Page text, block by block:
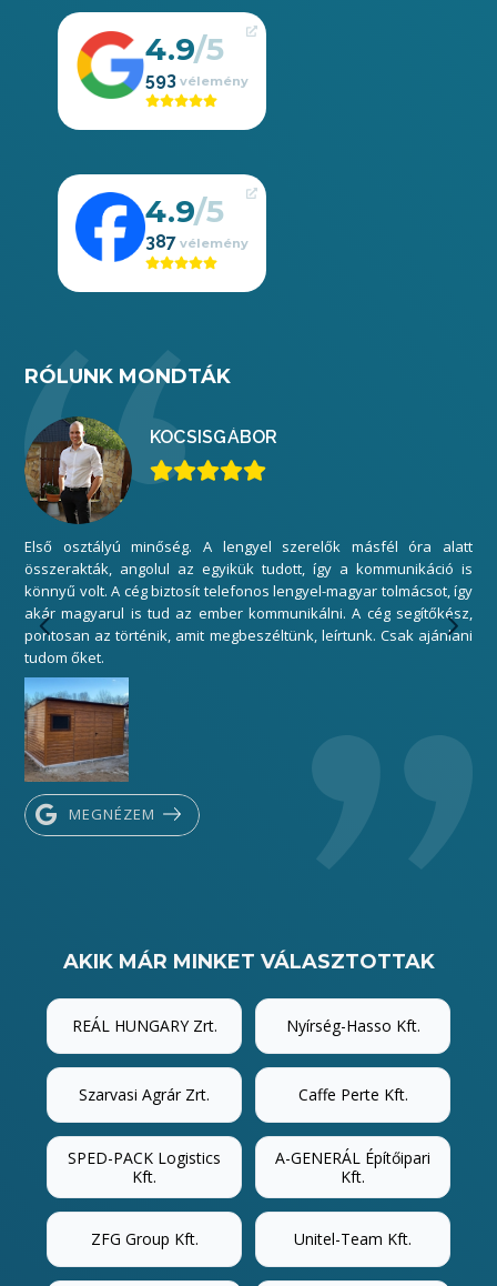
4.9
593
4.9
387
RÓLUNK MONDTÁK
KOCSISGÁBOR
Első osztályú minőség. A lengyel szerelők másfél óra alatt
összerakták, angolul az egyikük tudott, így a kommunikáció is
könnyű volt. A cég biztosít telefonos lengyel-magyar tolmácsot, így
akár magyarul is tud az ember kommunikálni. A cég segítőkész,
pontosan az történik, amit megbeszéltünk, leírtunk. Csak ajánlani
tudom őket.
MEGNÉZEM
AKIK MÁR MINKET VÁLASZTOTTAK
REÁL HUNGARY Zrt. Nyírség-Hasso Kft.
Szarvasi Agrár Zrt. Caffe Perte Kft.
SPED-PACK Logistics
Kft.
A-GENERÁL Építőipari
Kft.
ZFG Group Kft. Unitel-Team Kft.